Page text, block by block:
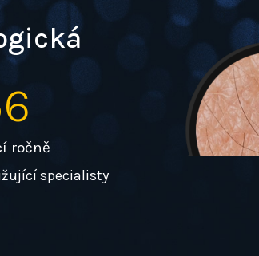
ročně
specialisty